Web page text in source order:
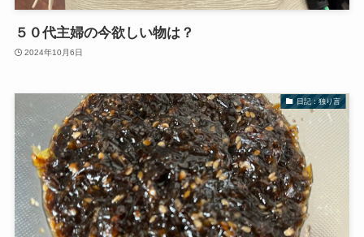
５０代主婦の今欲しい物は？
2024年10月6日
日記：独り言